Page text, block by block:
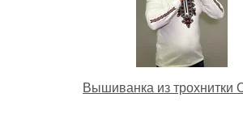
Вышиванка из трохнитки